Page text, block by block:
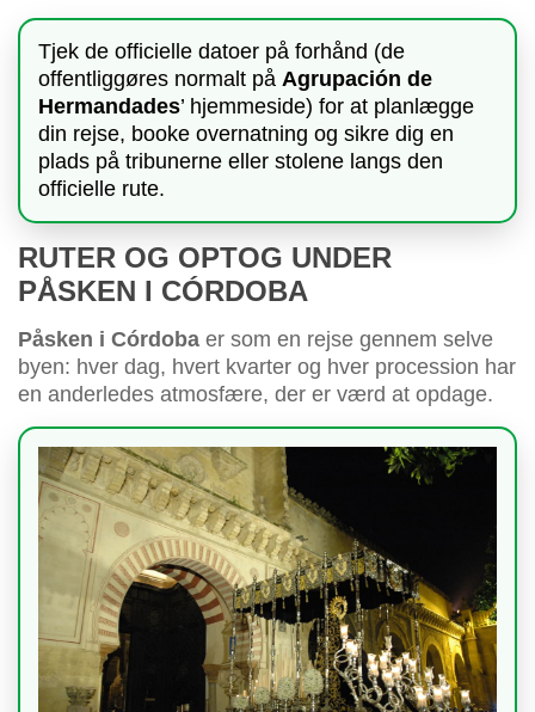
Tjek de officielle datoer på forhånd (de
offentliggøres normalt på Agrupación de
Hermandades’ hjemmeside) for at planlægge
din rejse, booke overnatning og sikre dig en
plads på tribunerne eller stolene langs den
officielle rute.
RUTER OG OPTOG UNDER
PÅSKEN I CÓRDOBA
Påsken i Córdoba er som en rejse gennem selve
byen: hver dag, hvert kvarter og hver procession har
en anderledes atmosfære, der er værd at opdage.